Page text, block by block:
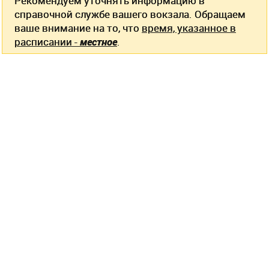
справочной службе вашего вокзала. Обращаем
ваше внимание на то, что время, указанное в
расписании -местное.